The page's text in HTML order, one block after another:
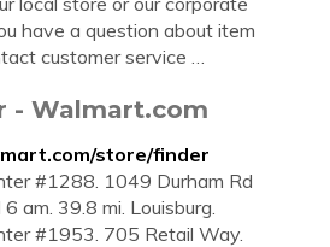
have a question about item
customer service …
- Walmart.com
store/finder
#1288. 1049 Durham Rd
am. 39.8 mi. Louisburg.
#1953. 705 Retail Way.